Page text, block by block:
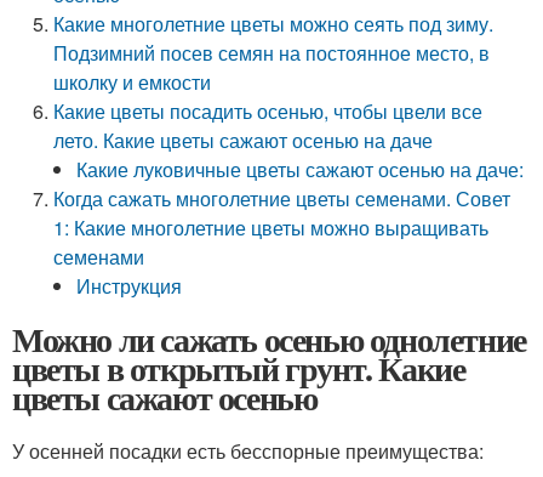
Какие многолетние цветы можно сеять под зиму.
Подзимний посев семян на постоянное место, в
школку и емкости
Какие цветы посадить осенью, чтобы цвели все
лето. Какие цветы сажают осенью на даче
Какие луковичные цветы сажают осенью на даче:
Когда сажать многолетние цветы семенами. Совет
1: Какие многолетние цветы можно выращивать
семенами
Инструкция
Можно ли сажать осенью однолетние
цветы в открытый грунт. Какие
цветы сажают осенью
У осенней посадки есть бесспорные преимущества: